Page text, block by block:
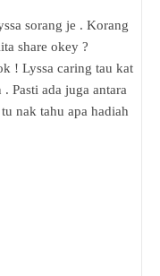
sorang je . Korang
share okey ?
! Lyssa caring tau kat
Pasti ada juga antara
nak tahu apa hadiah